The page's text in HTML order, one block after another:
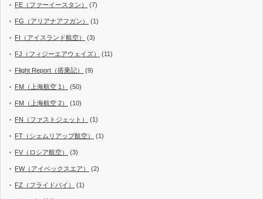
FE（ファーイースタン） (7)
FG（アリアナアフガン） (1)
FI（アイスランド航空） (3)
FJ（フィジーエアウェイズ） (11)
Flight Report（搭乗記） (9)
FM（上海航空 1） (50)
FM（上海航空 2） (10)
FN（ファストジェット） (1)
FT（シェムリアップ航空） (1)
FV（ロシア航空） (3)
FW（アイベックスエア） (2)
FZ（フライドバイ） (1)